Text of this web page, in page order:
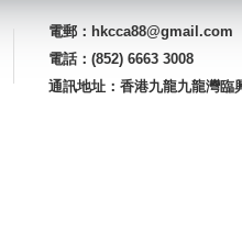
電郵：hkcca88@gmail.com
電話：(852) 6663 3008
通訊地址：香港九龍九龍灣臨